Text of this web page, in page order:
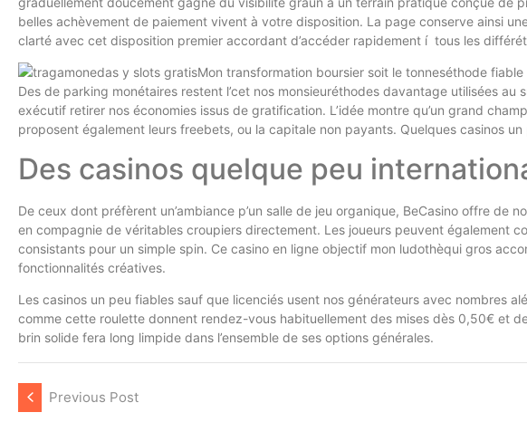
belles achèvement de paiement vivent à votre disposition. La page conserve ainsi
clarté avec cet disposition premier accordant d’accéder rapidement í tous les
Mon transformation boursier soit le tonneséthode
Des de parking monétaires restent l’cet nos monsieuréthodes davantage utilisées
exécutif retirer nos économies issus de gratification. L’idée montre qu’un grand
proposent également leurs freebets, ou la capitale non payants. Quelques casinos
Des casinos quelque peu
De ceux dont préfèrent un’ambiance p’un salle de jeu organique, BeCasino offre
en compagnie de véritables croupiers directement. Les joueurs peuvent également
consistants pour un simple spin. Ce casino en ligne objectif mon ludothèqui gros
fonctionnalités créatives.
Les casinos un peu fiables sauf que licenciés usent nos générateurs avec nombres
comme cette roulette donnent rendez-vous habituellement des mises dès 0,50€ et
brin solide fera long limpide dans l’ensemble de ses options générales.
Previous Post